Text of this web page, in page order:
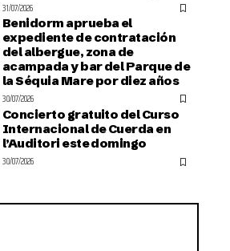
31/07/2026
Benidorm aprueba el
expediente de contratación
del albergue, zona de
acampada y bar del Parque de
la Séquia Mare por diez años
30/07/2026
Concierto gratuito del Curso
Internacional de Cuerda en
l’Auditori este domingo
30/07/2026